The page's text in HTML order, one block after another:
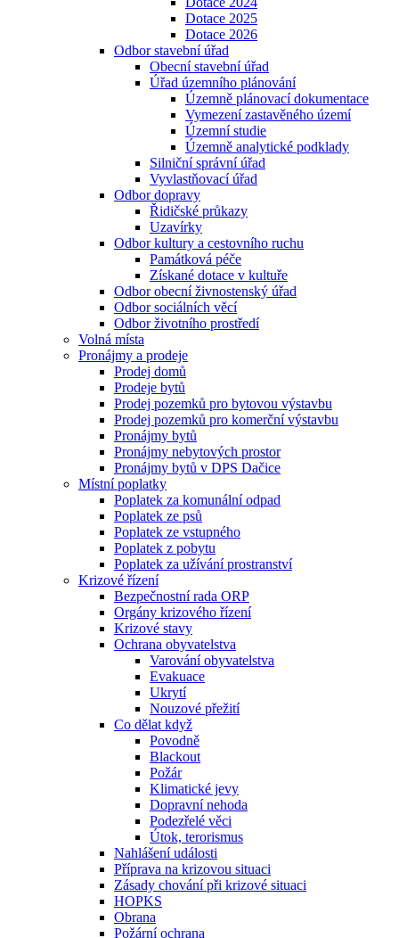
Dotace 2025
Dotace 2026
Odbor stavební úřad
Obecní stavební úřad
Úřad územního plánování
Územně plánovací dokumentace
Vymezení zastavěného území
Územní studie
Územně analytické podklady
Silniční správní úřad
Vyvlastňovací úřad
Odbor dopravy
Řidičské průkazy
Uzavírky
Odbor kultury a cestovního ruchu
Památková péče
Získané dotace v kultuře
Odbor obecní živnostenský úřad
Odbor sociálních věcí
Odbor životního prostředí
Volná místa
Pronájmy a prodeje
Prodej domů
Prodeje bytů
Prodej pozemků pro bytovou výstavbu
Prodej pozemků pro komerční výstavbu
Pronájmy bytů
Pronájmy nebytových prostor
Pronájmy bytů v DPS Dačice
Místní poplatky
Poplatek za komunální odpad
Poplatek ze psů
Poplatek ze vstupného
Poplatek z pobytu
Poplatek za užívání prostranství
Krizové řízení
Bezpečnostní rada ORP
Orgány krizového řízení
Krizové stavy
Ochrana obyvatelstva
Varování obyvatelstva
Evakuace
Ukrytí
Nouzové přežití
Co dělat když
Povodně
Blackout
Požár
Klimatické jevy
Dopravní nehoda
Podezřelé věci
Útok, terorismus
Nahlášení události
Příprava na krizovou situaci
Zásady chování při krizové situaci
HOPKS
Obrana
Požární ochrana